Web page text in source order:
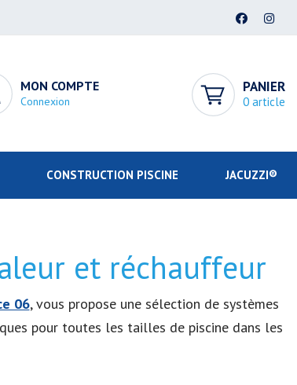
MON COMPTE
Connexion
PANIER
0 article
CONSTRUCTION PISCINE JACUZZI®
et réchauffeur
06, vous propose une sélection de systèmes
pour toutes les tailles de piscine dans les